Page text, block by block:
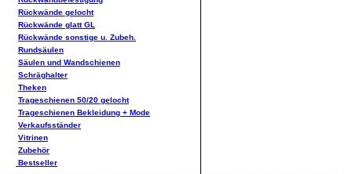
Rückwände gelocht
Rückwände glatt GL
Rückwände sonstige u. Zubeh.
Rundsäulen
Säulen und Wandschienen
Schräghalter
Theken
Trageschienen 50/20 gelocht
Trageschienen Bekleidung + Mode
Verkaufsständer
Vitrinen
Zubehör
Bestseller